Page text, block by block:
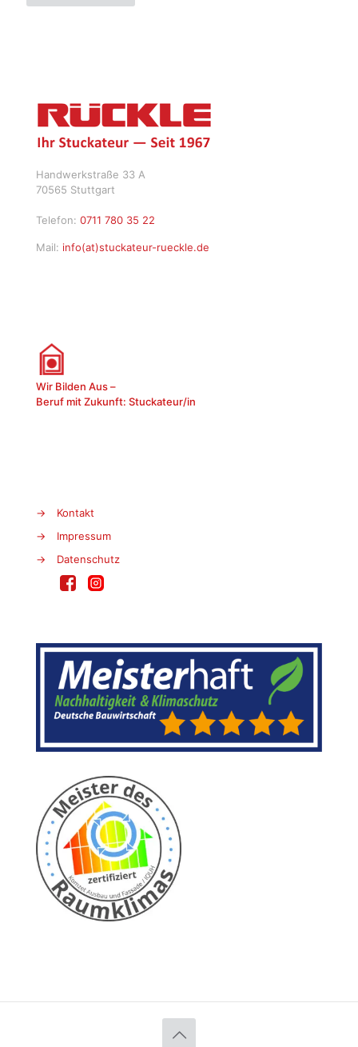
Handwerkstraße 33 A
70565 Stuttgart
Telefon: 0711 780 35 22
Mail: info(at)stuckateur-rueckle.de
Wir Bilden Aus –
Beruf mit Zukunft: Stuckateur/in
→
Kontakt
→
Impressum
→
Datenschutz